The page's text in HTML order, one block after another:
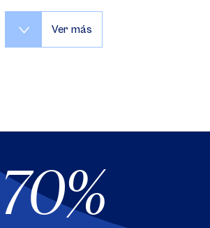
Ver más
70